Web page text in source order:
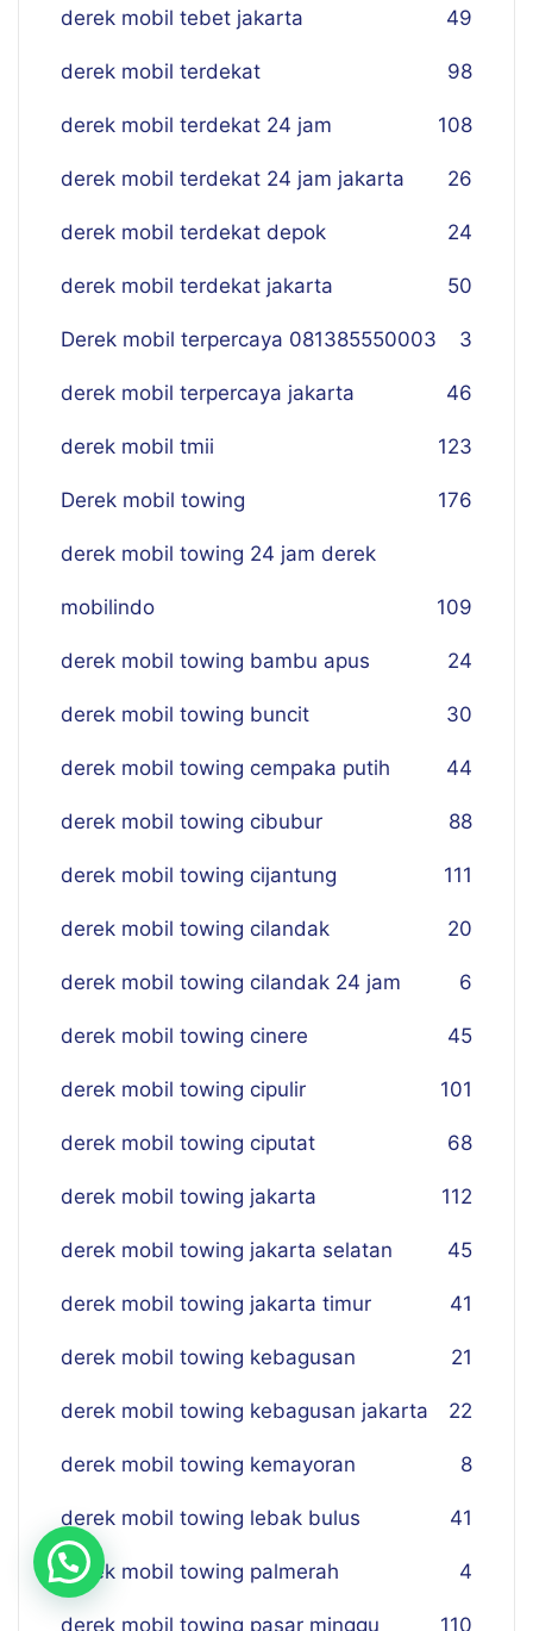
derek mobil tebet jakarta 49
derek mobil terdekat 98
derek mobil terdekat 24 jam 108
derek mobil terdekat 24 jam jakarta 26
derek mobil terdekat depok 24
derek mobil terdekat jakarta 50
Derek mobil terpercaya 081385550003 3
derek mobil terpercaya jakarta 46
derek mobil tmii 123
Derek mobil towing 176
derek mobil towing 24 jam derek
mobilindo 109
derek mobil towing bambu apus 24
derek mobil towing buncit 30
derek mobil towing cempaka putih 44
derek mobil towing cibubur 88
derek mobil towing cijantung 111
derek mobil towing cilandak 20
derek mobil towing cilandak 24 jam 6
derek mobil towing cinere 45
derek mobil towing cipulir 101
derek mobil towing ciputat 68
derek mobil towing jakarta 112
derek mobil towing jakarta selatan 45
derek mobil towing jakarta timur 41
derek mobil towing kebagusan 21
derek mobil towing kebagusan jakarta 22
derek mobil towing kemayoran 8
derek mobil towing lebak bulus 41
derek mobil towing palmerah 4
derek mobil towing pasar minggu 110